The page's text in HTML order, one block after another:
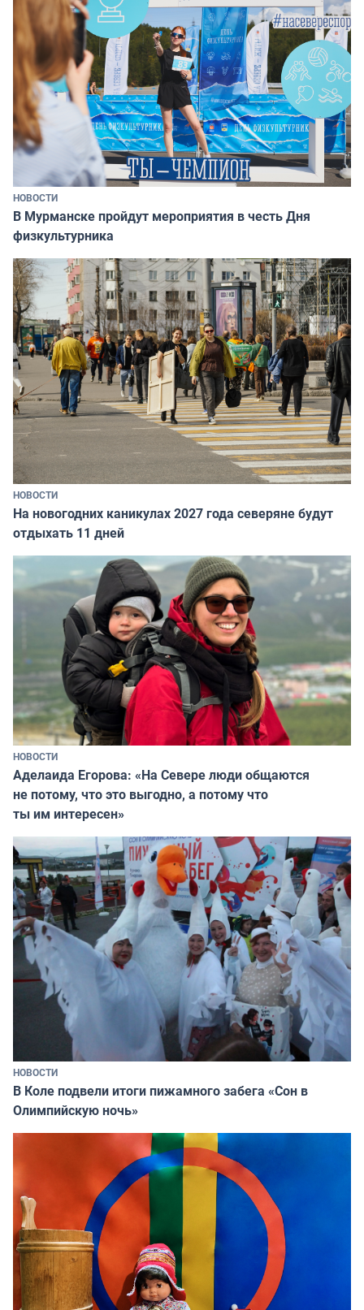
НОВОСТИ
В Мурманске пройдут мероприятия в честь Дня
физкультурника
НОВОСТИ
На новогодних каникулах 2027 года северяне будут
отдыхать 11 дней
НОВОСТИ
Аделаида Егорова: «На Севере люди общаются
не потому, что это выгодно, а потому что
ты им интересен»
НОВОСТИ
В Коле подвели итоги пижамного забега «Сон в
Олимпийскую ночь»